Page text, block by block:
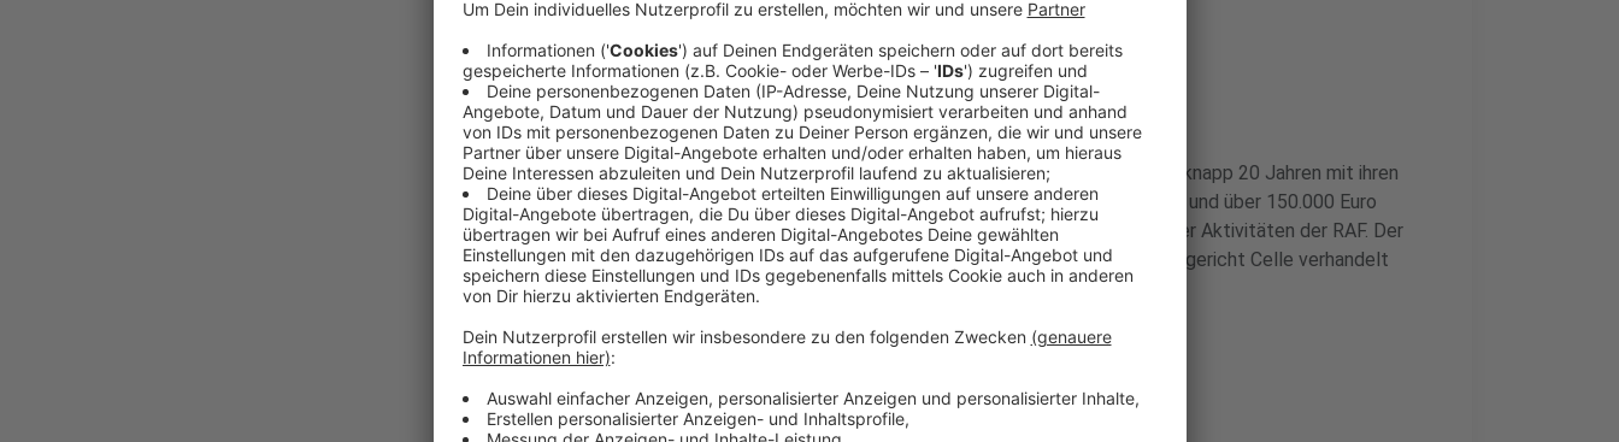
Der Fall Leverkusen: Ein Raub im großen Stil
Anzeige
Heute startet der Gerichtsprozess gegen Daniela Klette, die vor knapp 20 Jahren mit ihren
Komplizen einen Großmarkt in Leverkusen gewaltsam ausgeraubt und über 150.000 Euro
erbeutet haben soll. Die Tat diente der Finanzierung terroristischer Aktivitäten der RAF. Der
Leverkusener Fall ist nur einer von vielen, die jetzt am Oberlandesgericht Celle verhandelt
werden.
Anzeige
Schwere Vorwürfe und ein langer Prozess